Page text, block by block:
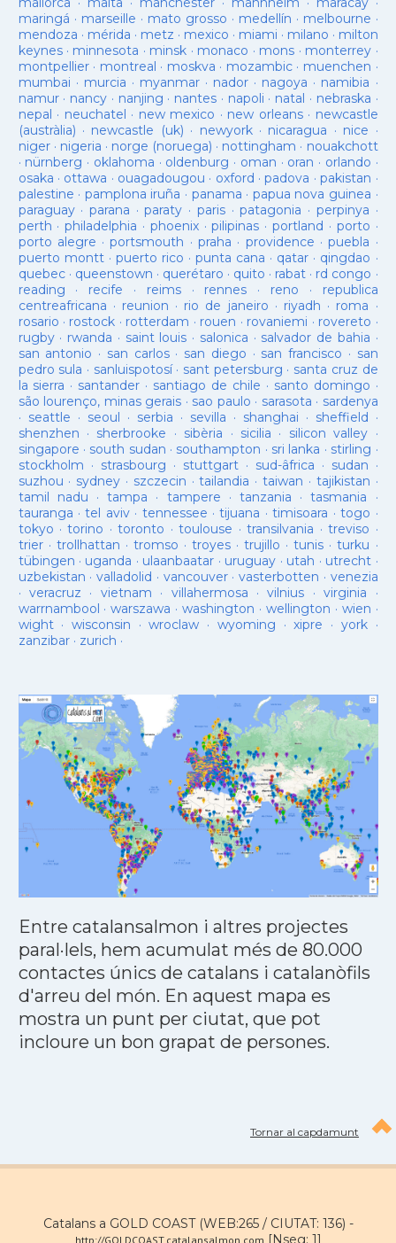
maringá · marseille · mato grosso · medellín · melbourne ·
mendoza · mérida · metz · mexico · miami · milano · milton
keynes· minnesota · minsk · monaco · mons · monterrey ·
montpellier· montreal · moskva · mozambic· muenchen ·
mumbai · murcia · myanmar· nador · nagoya · namibia ·
namur· nancy · nanjing · nantes · napoli · natal · nebraska ·
nepal · neuchatel · new mexico · new orleans· newcastle
(austràlia) · newcastle (uk) · newyork· nicaragua · nice ·
niger· nigeria · norge (noruega) · nottingham · nouakchott
· nürnberg · oklahoma · oldenburg · oman · oran · orlando ·
osaka · ottawa · ouagadougou · oxford ·padova ·pakistan ·
palestine · pamplona iruña · panama · papua nova guinea ·
paraguay· parana ·paraty · paris·patagonia · perpinya ·
perth ·philadelphia · phoenix·pilipinas ·portland · porto ·
porto alegre ·portsmouth ·praha · providence ·puebla ·
puerto montt· puerto rico ·punta cana · qatar · qingdao ·
quebec· queenstown · querétaro · quito · rabat · rd congo ·
reading · recife · reims· rennes · reno · republica
centreafricana · reunion · rio de janeiro · riyadh · roma ·
rosario · rostock · rotterdam · rouen · rovaniemi · rovereto ·
rugby· rwanda · saint louis · salonica · salvador de bahia ·
san antonio · san carlos· san diego · san francisco · san
pedro sula · sanluispotosí· sant petersburg · santa cruz de
la sierra · santander · santiago de chile · santo domingo ·
são lourenço, minas gerais · sao paulo · sarasota · sardenya
· seattle · seoul · serbia · sevilla · shanghai · sheffield ·
shenzhen · sherbrooke · sibèria · sicilia · silicon valley ·
singapore · south sudan · southampton · sri lanka · stirling ·
stockholm · strasbourg · stuttgart· sud-âfrica · sudan ·
suzhou · sydney · szczecin ·tailandia ·taiwan · tajikistan ·
tamil nadu ·tampa · tampere · tanzania ·tasmania ·
tauranga ·tel aviv· tennessee ·tijuana ·timisoara ·togo ·
tokyo ·torino ·toronto ·toulouse ·transilvania ·treviso ·
trier· trollhattan · tromso · troyes·trujillo ·tunis ·turku ·
tübingen · uganda · ulaanbaatar · uruguay · utah · utrecht ·
uzbekistan · valladolid · vancouver· vasterbotten · venezia
· veracruz · vietnam · villahermosa ·vilnius ·virginia ·
warrnambool ·warszawa ·washington · wellington · wien ·
wight· wisconsin ·wroclaw · wyoming ·xipre · york·
zanzibar· zurich ·
Entre catalansalmon i altres projectes
paral·lels, hem acumulat més de 80.000
contactes únics de catalans i catalanòfils
d'arreu del món. En aquest mapa es
mostra un punt per ciutat, que pot
incloure un bon grapat de persones.
Tornar al capdamunt
Catalans a GOLD COAST (WEB:265 / CIUTAT: 136) -
http://GOLDCOAST.catalansalmon.com [Nseg: 1]